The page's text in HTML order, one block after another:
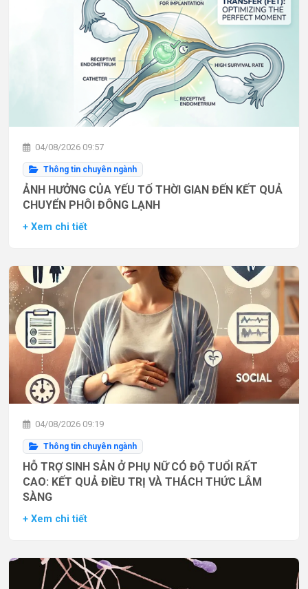
04/08/2026 09:57
Thông tin chuyên ngành
ẢNH HƯỞNG CỦA YẾU TỐ THỜI GIAN ĐẾN KẾT QUẢ
CHUYỂN PHÔI ĐÔNG LẠNH
+ Xem chi tiết
04/08/2026 09:19
Thông tin chuyên ngành
HỖ TRỢ SINH SẢN Ở PHỤ NỮ CÓ ĐỘ TUỔI RẤT
CAO: KẾT QUẢ ĐIỀU TRỊ VÀ THÁCH THỨC LÂM
SÀNG
+ Xem chi tiết